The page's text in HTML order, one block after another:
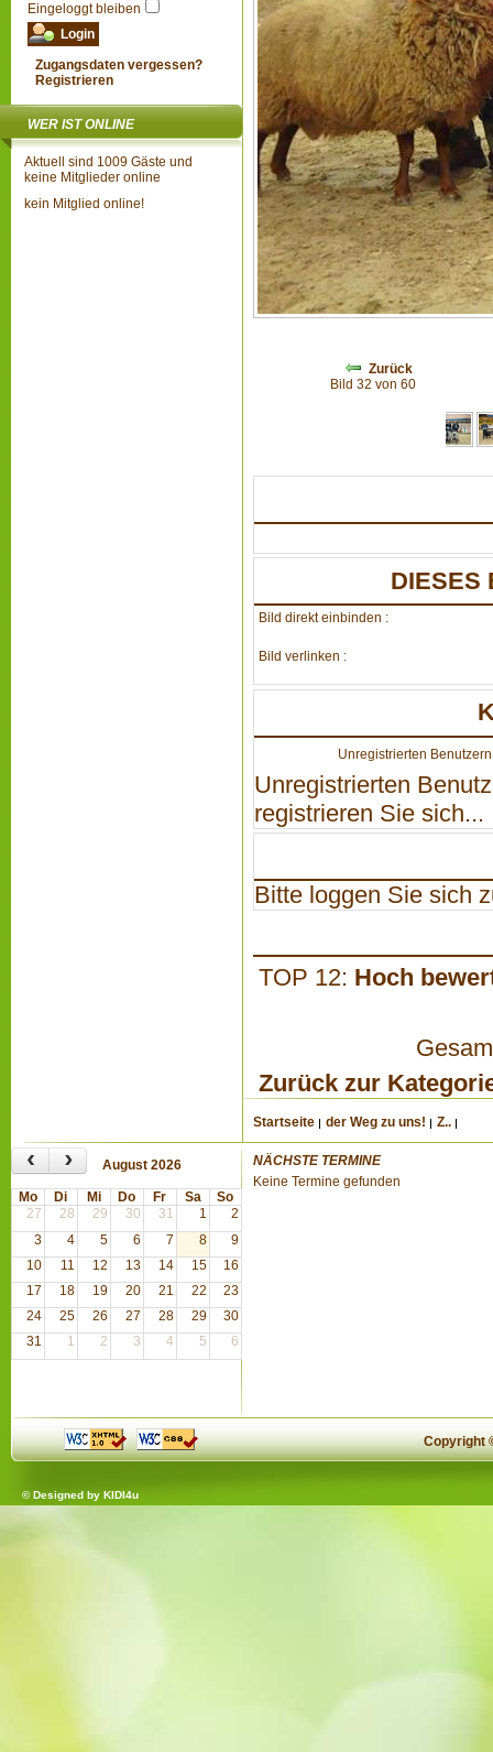
Eingeloggt bleiben
Zugangsdaten vergessen?
Registrieren
WER IST ONLINE
Aktuell sind 1009 Gäste und
keine Mitglieder online
kein Mitglied online!
Zurück
Bild 32 von 60
DIESES
Bild direkt einbinden :
Bild verlinken :
Unregistrierten
Unregistrierten
registrieren Sie sich...
Bitte loggen Sie sich
TOP 12: Hoch
Zurück zur
Startseite der Weg zu uns! Z..
‹ › August 2026
Mo Di Mi Do Fr Sa
So
27
28 29 30 31 1
2
3
4 5 6 7 8
9
10
11 12 13 14 15
16
17
18 19 20 21 22
23
24
25 26 27 28 29
30
31
1 2 3 4 5 6
NÄCHSTE TERMINE
Keine Termine gefunden
Copyright
© Designed by KIDI4u